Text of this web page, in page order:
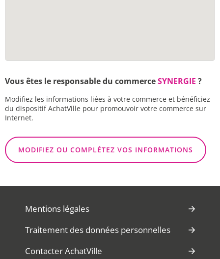
Vous êtes le responsable du commerceSYNERGIE ?
Modifiez les informations liées à votre commerce et bénéficiez
du dispositif AchatVille pour promouvoir votre commerce sur
Internet.
MODIFIEZ OU COMPLÉTEZ VOS INFORMATIONS
Mentions légales
Traitement des données personnelles
Contacter AchatVille